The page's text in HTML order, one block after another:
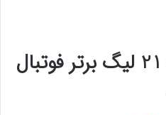
تیم منتخب هفته 21 لیگ برتر فوتبال